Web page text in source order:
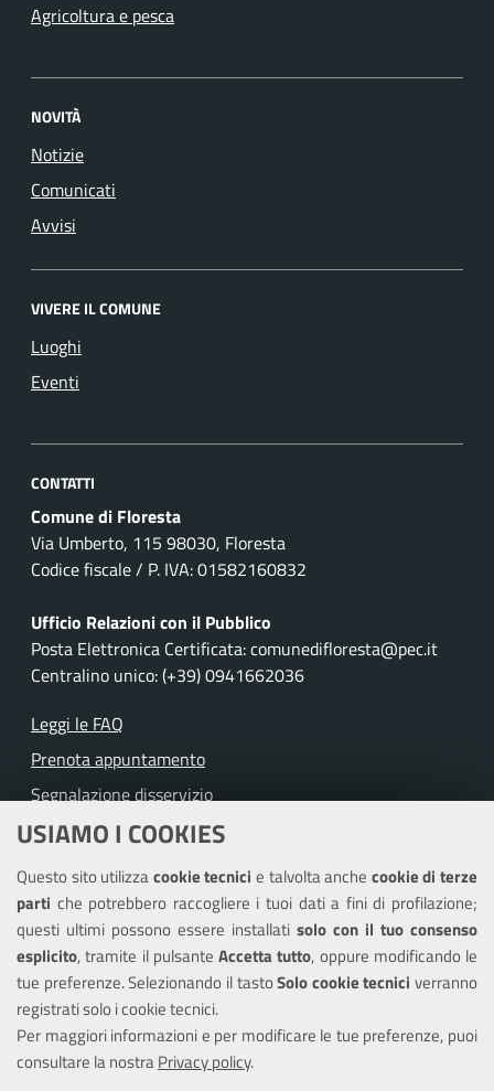
USIAMO I COOKIES
Questo sito utilizzacookie tecnicie talvolta anche cookie di terze
parti che potrebbero raccogliere i tuoi dati a fini di profilazione;
questi ultimi possono essere installati solo con il tuo consenso
esplicito, tramite il pulsante Accetta tutto, oppure modificando le
tue preferenze. Selezionando il tastoSolo cookie tecnici verranno
registrati solo i cookie tecnici.
Per maggiori informazioni e per modificare le tue preferenze, puoi
consultare la nostraPrivacy policy.
Agricoltura e pesca
NOVITÀ
Notizie
Comunicati
Avvisi
VIVERE IL COMUNE
Luoghi
Eventi
CONTATTI
Comune di Floresta
Via Umberto, 115 98030, Floresta
Codice fiscale / P. IVA: 01582160832
Ufficio Relazioni con il Pubblico
Posta Elettronica Certificata: comunedifloresta@pec.it
Centralino unico: (+39) 0941662036
Leggi le FAQ
Prenota appuntamento
Segnalazione disservizio
Richiesta assistenza
Amministrazione trasparente
Informativa privacy
Note legali
Piano di miglioramento dei servizi
Dichiarazione di accessibilità